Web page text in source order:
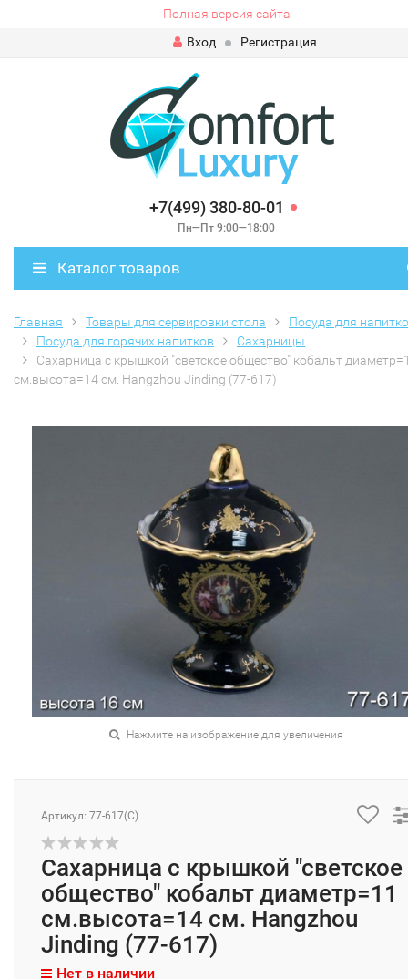
Полная версия сайта
Вход
Регистрация
+7(499) 380-80-01
Пн—Пт 9:00—18:00
Каталог товаров
Главная Товары для сервировки стола
Посуда для
Посуда для горячих напитков
Сахарницы
Сахарница с крышкой "светское общество" кобальт
см.высота=14 см. Hangzhou Jinding (77-617)
Нажмите на изображение для увеличения
Артикул: 77-617(C)
Сахарница с крышкой "светское
общество" кобальт диаметр=11
см.высота=14 см. Hangzhou
Jinding (77-617)
Нет в наличии